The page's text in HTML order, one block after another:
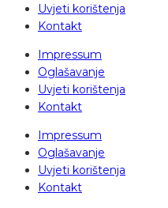
Uvjeti korištenja
Kontakt
Impressum
Oglašavanje
Uvjeti korištenja
Kontakt
Impressum
Oglašavanje
Uvjeti korištenja
Kontakt